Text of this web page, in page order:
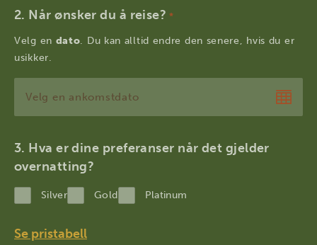
Når ønsker du å reise? *
Velg en dato. Du kan alltid endre den senere, hvis du er
usikker.
MM
dot
YYYY
Hva er dine preferanser når det gjelder
overnatting?
Silver Gold Platinum
Se pristabell